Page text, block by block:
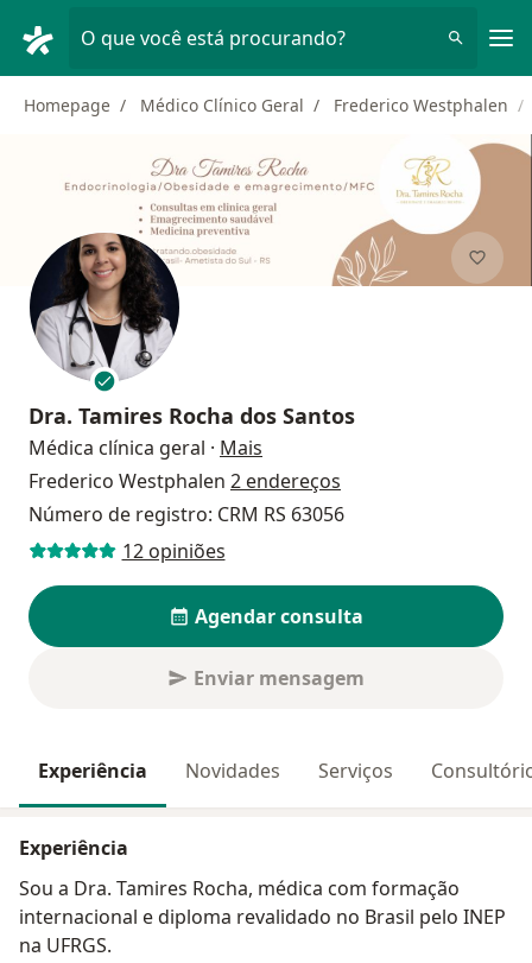
O que você está procurando?
Homepage Médico Clínico Geral Frederico Westphalen
Dra. Tamires Rocha dos Santos
Médica clínica geral · Mais
Frederico Westphalen 2 endereços
Número de registro: CRM RS 63056
12 opiniões
Agendar consulta
Enviar mensagem
Experiência Novidades Serviços
Experiência
Sou a Dra. Tamires Rocha, médica com formação
internacional e diploma revalidado no Brasil pelo INEP
na UFRGS.